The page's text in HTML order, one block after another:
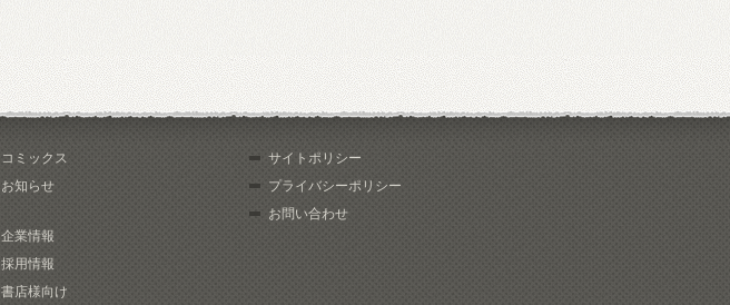
コミックス
お知らせ
企業情報
採用情報
書店様向け
サイトポリシー
プライバシーポリシー
お問い合わせ